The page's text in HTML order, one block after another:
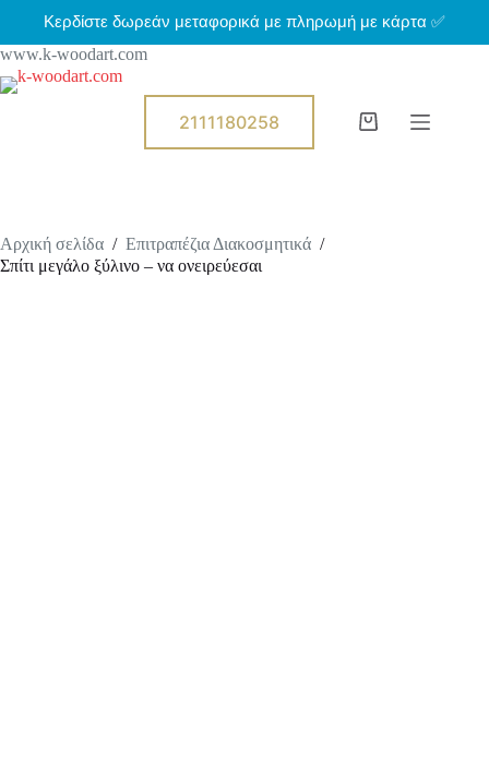
Κερδίστε δωρεάν μεταφορικά με πληρωμή με κάρτα ✅
www.k-woodart.com
τ
ά
ε
ρ
2111180258
Shopping
Αρχική σελίδα / Επιτραπέζια Διακοσμητικά /
Σπίτι μεγάλο ξύλινο – να ονειρεύεσαι